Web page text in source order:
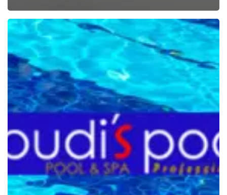
Ionizer
Tenaga
Surya!
Sistem
Sanitasi
Air
Lingkungan